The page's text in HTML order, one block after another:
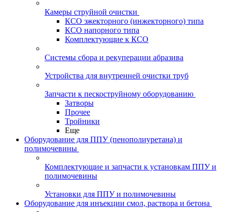
Камеры струйной очистки
КСО эжекторного (инжекторного) типа
КСО напорного типа
Комплектующие к КСО
Системы сбора и рекуперации абразива
Устройства для внутренней очистки труб
Запчасти к пескоструйному оборудованию
Затворы
Прочее
Тройники
Еще
Оборудование для ППУ (пенополиуретана) и
полимочевины
Комплектующие и запчасти к установкам ППУ и
полимочевины
Установки для ППУ и полимочевины
Оборудование для инъекции смол, раствора и бетона